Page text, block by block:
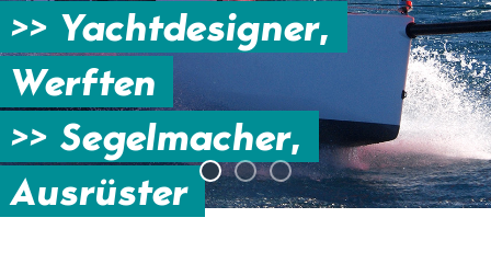
>> Yachtdesigner,
Werften
>> Segelmacher,
Ausrüster